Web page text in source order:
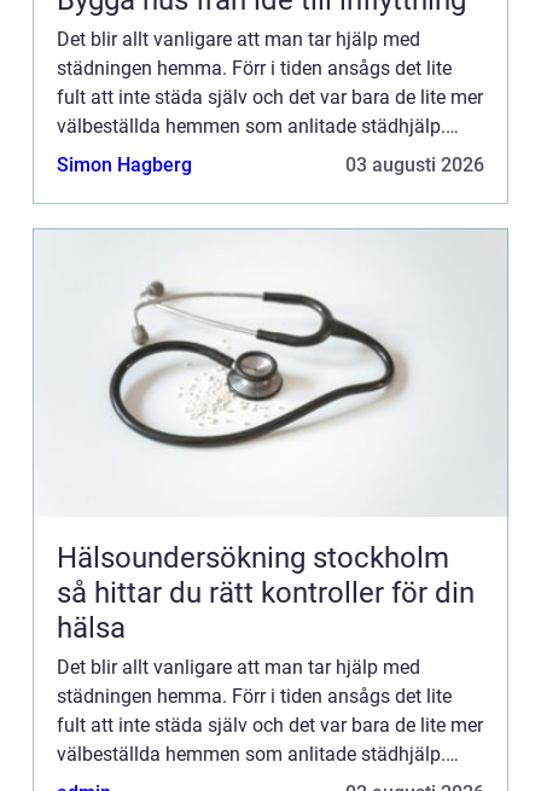
Det blir allt vanligare att man tar hjälp med
städningen hemma. Förr i tiden ansågs det lite
fult att inte städa själv och det var bara de lite mer
välbeställda hemmen som anlitade städhjälp.
Så...
Simon Hagberg 03 augusti 2026
Hälsoundersökning stockholm
så hittar du rätt kontroller för din
hälsa
Det blir allt vanligare att man tar hjälp med
städningen hemma. Förr i tiden ansågs det lite
fult att inte städa själv och det var bara de lite mer
välbeställda hemmen som anlitade städhjälp.
Så...